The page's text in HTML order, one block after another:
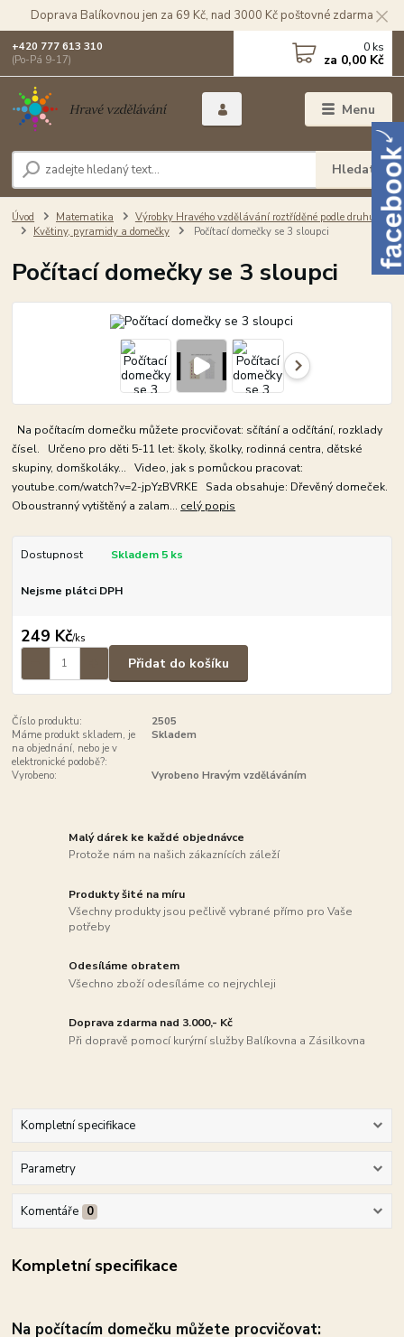
Doprava Balíkovnou jen za 69 Kč, nad 3000 Kč poštovné zdarma
Menu
Hledat
+420 777 613 310
(Po-Pá 9-17)
0 ks
za 0,00 Kč
Úvod Matematika
Výrobky Hravého vzdělávání roztříděné podle druhu
Květiny, pyramidy a domečky
Počítací domečky se 3 sloupci
Počítací domečky se 3 sloupci
Na počítacím domečku můžete procvičovat: sčítání a odčítání, rozklady
čísel. Určeno pro děti 5-11 let: školy, školky, rodinná centra, dětské
skupiny, domškoláky... Video, jak s pomůckou pracovat:
youtube.com/watch?v=2-jpYzBVRKE Sada obsahuje: Dřevěný domeček.
Oboustranný vytištěný a zalam... celý popis
Dostupnost Skladem 5 ks
Nejsme plátci DPH
249 Kč/ks
Přidat do košíku
Číslo produktu:
2505
Máme produkt skladem, je
na objednání, nebo je v
elektronické podobě?:
Skladem
Vyrobeno: Vyrobeno Hravým vzděláváním
Malý dárek ke každé objednávce
Protože nám na našich zákaznících záleží
Produkty šité na míru
Všechny produkty jsou pečlivě vybrané přímo pro Vaše
potřeby
Odesíláme obratem
Všechno zboží odesíláme co nejrychleji
Doprava zdarma nad 3.000,- Kč
Při dopravě pomocí kurýrní služby Balíkovna a Zásilkovna
Kompletní specifikace
Parametry
Komentáře 0
Kompletní specifikace
Na počítacím domečku můžete procvičovat: